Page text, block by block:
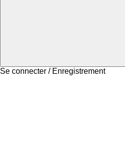
Se connecter / Enregistrement